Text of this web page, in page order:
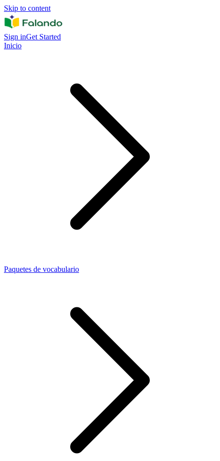
Skip to content
Sign inGet Started
Inicio
Paquetes de vocabulario